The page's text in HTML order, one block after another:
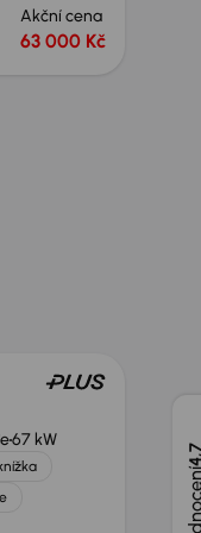
Akční cena
63 000 Kč
67 kW